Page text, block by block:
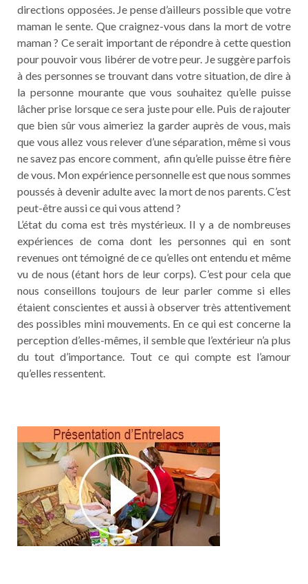
directions opposées. Je pense d’ailleurs possible que votre
maman le sente. Que craignez-vous dans la mort de votre
maman ? Ce serait important de répondre à cette question
pour pouvoir vous libérer de votre peur. Je suggère parfois
à des personnes se trouvant dans votre situation, de dire à
la personne mourante que vous souhaitez qu’elle puisse
lâcher prise lorsque ce sera juste pour elle. Puis de rajouter
que bien sûr vous aimeriez la garder auprès de vous, mais
que vous allez vous relever d’une séparation, même si vous
ne savez pas encore comment, afin qu’elle puisse être fière
de vous. Mon expérience personnelle est que nous sommes
poussés à devenir adulte avec la mort de nos parents. C’est
peut-être aussi ce qui vous attend ?
L’état du coma est très mystérieux. Il y a de nombreuses
expériences de coma dont les personnes qui en sont
revenues ont témoigné de ce qu’elles ont entendu et même
vu de nous (étant hors de leur corps). C’est pour cela que
nous conseillons toujours de leur parler comme si elles
étaient conscientes et aussi à observer très attentivement
des possibles mini mouvements. En ce qui est concerne la
perception d’elles-mêmes, il semble que l’extérieur n’a plus
du tout d’importance. Tout ce qui compte est l’amour
qu’elles ressentent.